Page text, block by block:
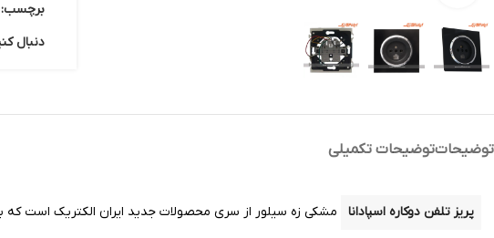
برچسب:
دنبال
توضیحاتتوضیحات تکمیلی
پریز تلفن دوکاره اسپادانا مشکی زه سیلور از سری محصولات جدید ایران الکتریک است که